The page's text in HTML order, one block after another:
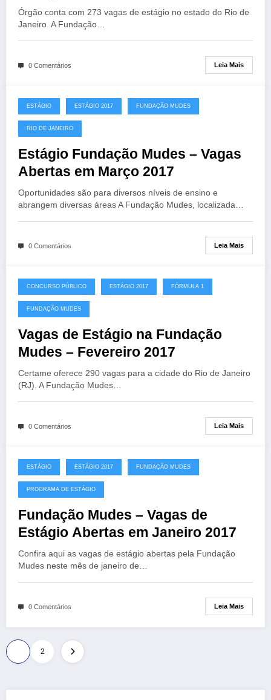
Órgão conta com 273 vagas de estágio no estado do Rio de
Janeiro. A Fundação…
0 Comentários Leia Mais
ESTÁGIO ESTÁGIO 2017 FUNDAÇÃO MUDES
RIO DE JANEIRO
Estágio Fundação Mudes – Vagas
Abertas em Março 2017
Oportunidades são para diversos níveis de ensino e
abrangem diversas áreas A Fundação Mudes, localizada…
0 Comentários Leia Mais
CONCURSO PÚBLICO ESTÁGIO 2017 FÓRMULA 1
FUNDAÇÃO MUDES
Vagas de Estágio na Fundação
Mudes – Fevereiro 2017
Certame oferece 290 vagas para a cidade do Rio de Janeiro
(RJ). A Fundação Mudes…
0 Comentários Leia Mais
ESTÁGIO ESTÁGIO 2017 FUNDAÇÃO MUDES
PROGRAMA DE ESTÁGIO
Fundação Mudes – Vagas de
Estágio Abertas em Janeiro 2017
Confira aqui as vagas de estágio abertas pela Fundação
Mudes neste mês de janeiro de…
0 Comentários Leia Mais
Paginação
posts
2